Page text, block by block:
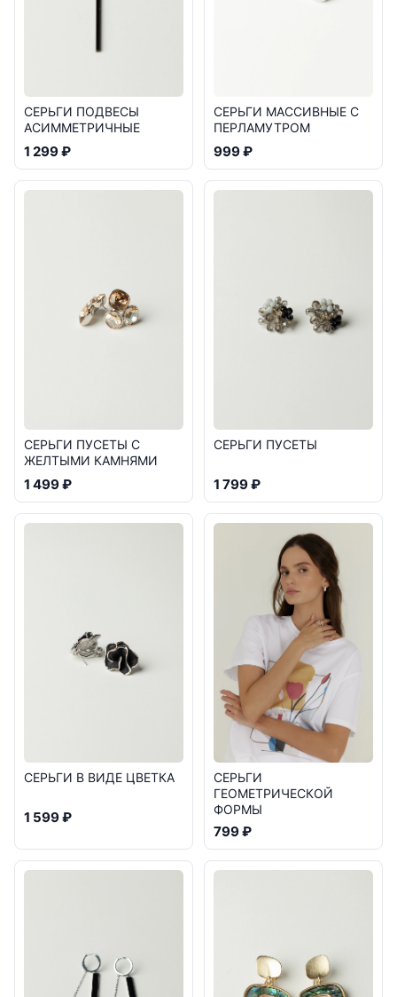
СЕРЬГИ ПОДВЕСЫ
АСИММЕТРИЧНЫЕ
1 299 ₽
СЕРЬГИ МАССИВНЫЕ С
ПЕРЛАМУТРОМ
999 ₽
СЕРЬГИ ПУСЕТЫ С
ЖЕЛТЫМИ КАМНЯМИ
1 499 ₽
СЕРЬГИ ПУСЕТЫ
1 799 ₽
СЕРЬГИ В ВИДЕ ЦВЕТКА
1 599 ₽
СЕРЬГИ
ГЕОМЕТРИЧЕСКОЙ
ФОРМЫ
799 ₽